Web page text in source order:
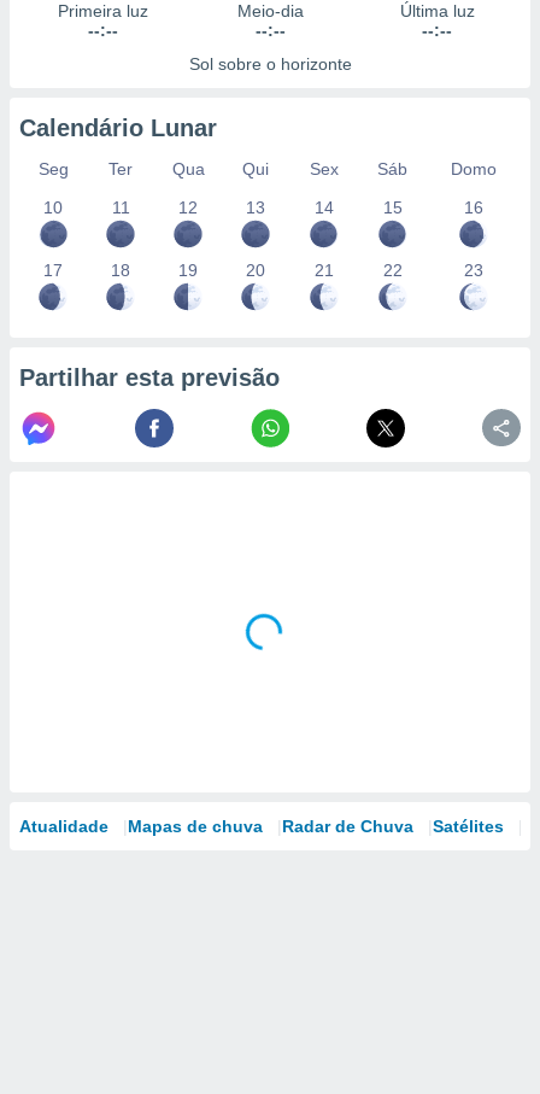
Primeira luz
--:--
Meio-dia
--:--
Última luz
--:--
Sol sobre o horizonte
Calendário Lunar
Seg Ter Qua Qui Sex Sáb
Domo
10
11 12 13 14 15 16
17 18 19 20 21 22 23
Partilhar esta previsão
Atualidade Mapas de chuva Radar de Chuva Satélites